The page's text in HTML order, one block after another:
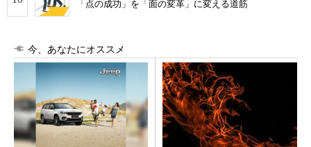
「点の成功」を「面の変革」に変える道筋
今、あなたにオススメ